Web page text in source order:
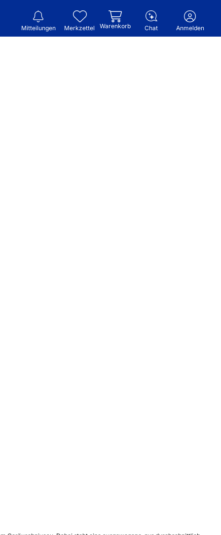
Mitteilungen Merkzettel Warenkorb Chat Anmelden